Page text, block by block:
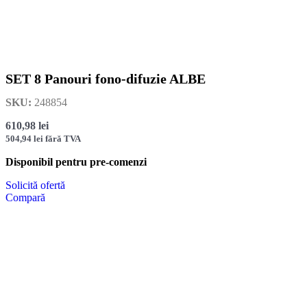
SET 8 Panouri fono-difuzie ALBE
SKU: 248854
610,98 lei
504,94 lei fără TVA
Disponibil pentru pre-comenzi
Solicită ofertă
Compară